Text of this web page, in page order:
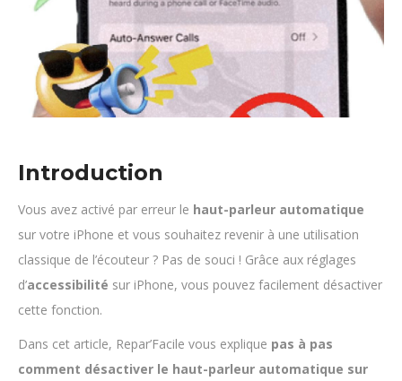
Introduction
Vous avez activé par erreur le haut-parleur automatique
sur votre iPhone et vous souhaitez revenir à une utilisation
classique de l’écouteur ? Pas de souci ! Grâce aux réglages
d’accessibilité sur iPhone, vous pouvez facilement désactiver
cette fonction.
Dans cet article, Repar’Facile vous explique pas à pas
comment désactiver le haut-parleur automatique sur